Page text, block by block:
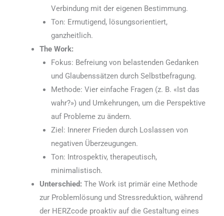
Verbindung mit der eigenen Bestimmung.
Ton: Ermutigend, lösungsorientiert,
ganzheitlich.
The Work:
Fokus: Befreiung von belastenden Gedanken
und Glaubenssätzen durch Selbstbefragung.
Methode: Vier einfache Fragen (z. B. «Ist das
wahr?») und Umkehrungen, um die Perspektive
auf Probleme zu ändern.
Ziel: Innerer Frieden durch Loslassen von
negativen Überzeugungen.
Ton: Introspektiv, therapeutisch,
minimalistisch.
Unterschied: The Work ist primär eine Methode
zur Problemlösung und Stressreduktion, während
der HERZcode proaktiv auf die Gestaltung eines